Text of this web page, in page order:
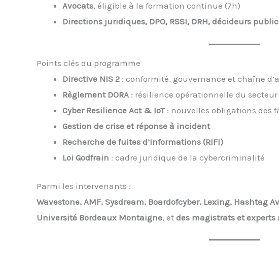
Avocats, éligible à la formation continue (7h)
Directions juridiques, DPO, RSSI, DRH, décideurs
Points clés du programme
Directive NIS 2 : conformité, gouvernance et chaîne
Règlement DORA : résilience opérationnelle du
Cyber Resilience Act & IoT: nouvelles obligations des
Gestion de crise et réponse à incident
Recherche de fuites d’informations (RIFI)
Loi Godfrain : cadre juridique de la cybercriminalité
Parmi les intervenants :
Wavestone, AMF, Sysdream, Boardofcyber, Lexing, Hashtag
Université Bordeaux Montaigne, et des magistrats et experts